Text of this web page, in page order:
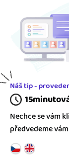
Náš tip -
Nechce se vám
předvedeme